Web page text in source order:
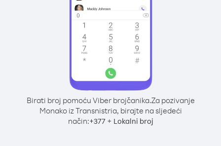
Birati broj pomoću Viber brojčanika.Za pozivanje
Monako iz Transnistria, birajte na sljedeći
način:+377+ Lokalni broj